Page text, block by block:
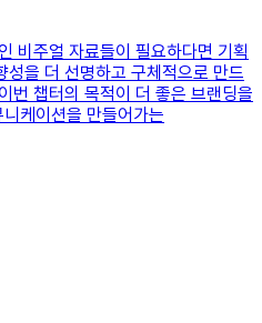
비주얼 자료들이 필요하다면 기획
을 더 선명하고 구체적으로 만드
번 챕터의 목적이 더 좋은 브랜딩을
케이션을 만들어가는